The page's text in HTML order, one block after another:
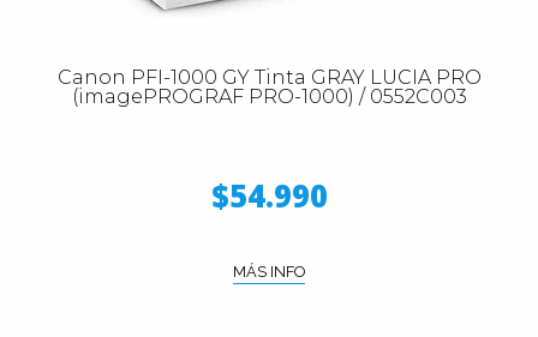
Canon PFI-1000 GY Tinta GRAY LUCIA PRO
(imagePROGRAF PRO-1000) / 0552C003
$54.990
MÁS INFO